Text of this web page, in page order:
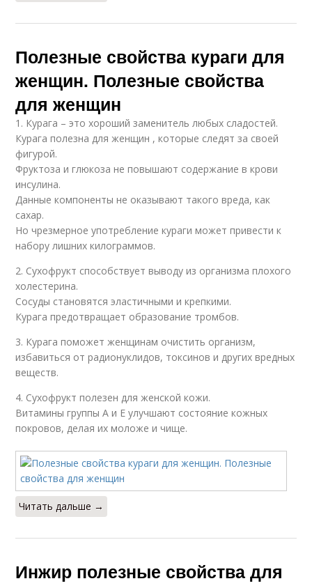
Полезные свойства кураги для
женщин. Полезные свойства
для женщин
1. Курага – это хороший заменитель любых сладостей.
Курага полезна для женщин , которые следят за своей
фигурой.
Фруктоза и глюкоза не повышают содержание в крови
инсулина.
Данные компоненты не оказывают такого вреда, как
сахар.
Но чрезмерное употребление кураги может привести к
набору лишних килограммов.
2. Сухофрукт способствует выводу из организма плохого
холестерина.
Сосуды становятся эластичными и крепкими.
Курага предотвращает образование тромбов.
3. Курага поможет женщинам очистить организм,
избавиться от радионуклидов, токсинов и других вредных
веществ.
4. Сухофрукт полезен для женской кожи.
Витамины группы А и Е улучшают состояние кожных
покровов, делая их моложе и чище.
Читать дальше →
Инжир полезные свойства для